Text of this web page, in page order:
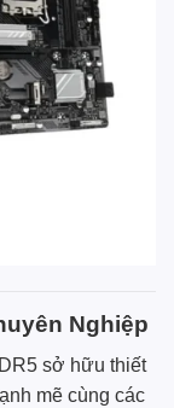
Nghiệp
sở hữu thiết
mẽ cùng các